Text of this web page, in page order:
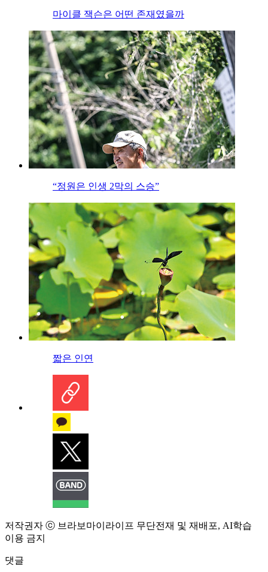
마이클 잭슨은 어떤 존재였을까
“정원은 인생 2막의 스승”
짧은 인연
저작권자 ⓒ 브라보마이라이프 무단전재 및 재배포, AI학습
이용 금지
댓글